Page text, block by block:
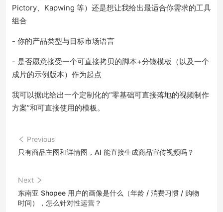
Pictory、Kapwing 等）还是想让我给出最适合你需求的工具
组合
- 你的产品类型与目标市场语言
- 是否愿意接受一个可直接拷贝的脚本+分镜模板（以及一个
成片的示例版本）作为起点
我可以据此给出一个定制化的“零基础可直接落地的视频制作
方案”和可直接使用的模板。
Previous
只有商品主图和详情图，AI 能直接生成商品宣传视频吗？
Next
东南亚 Shopee 用户的画像是什么（年龄 / 消费习惯 / 购物
时间），怎么针对性运营？